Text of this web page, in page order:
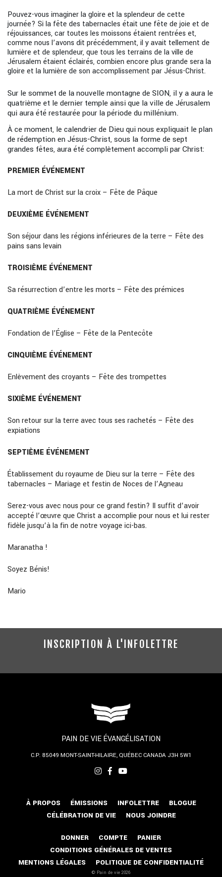
Pouvez-vous imaginer la gloire et la splendeur de cette
journée? Si la fête des tabernacles était une fête de joie et de
réjouissances, car toutes les moissons étaient rentrées et,
comme nous l’avons dit précédemment, il y avait tellement de
lumière et de splendeur, que tous les terrains de la ville de
Jérusalem étaient éclairés, combien encore plus grande sera la
gloire et la lumière de son accomplissement par Jésus-Christ.
Sur le sommet de la nouvelle montagne de SION, il y a aura le
quatrième et le dernier temple ainsi que la ville de Jérusalem
qui aura été restaurée pour la période du millénium.
À ce moment, le calendrier de Dieu qui nous expliquait le plan
de rédemption en Jésus-Christ, sous la forme de sept
grandes fêtes, aura été complètement accompli par Christ:
PREMIER ÉVÉNEMENT
La mort de Christ sur la croix – Fête de Pâque
DEUXIÈME ÉVÉNEMENT
Son séjour dans les régions inférieures de la terre – Fête des
pains sans levain
TROISIÈME ÉVÉNEMENT
Sa résurrection d’entre les morts – Fête des prémices
QUATRIÈME ÉVÉNEMENT
Fondation de l’Église – Fête de la Pentecôte
CINQUIÈME ÉVÉNEMENT
Enlèvement des croyants – Fête des trompettes
SIXIÈME ÉVÉNEMENT
Son retour sur la terre avec tous ses rachetés – Fête des
expiations
SEPTIÈME ÉVÉNEMENT
Établissement du royaume de Dieu sur la terre – Fête des
tabernacles – Mariage et festin de Noces de l’Agneau
Serez-vous avec nous pour ce grand festin? Il suffit d’avoir
accepté l’œuvre que Christ a accomplie pour nous et lui rester
fidèle jusqu’à la fin de notre voyage ici-bas.
Maranatha !
Soyez Bénis!
Mario
INSCRIPTION À L'INFOLETTRE
PAIN DE VIE ÉVANGÉLISATION
C.P. 85049 MONT-SAINT-HILAIRE, QUÉBECCANADA J3H 5W1
À PROPOS ÉMISSIONS INFOLETTRE
BLOGUE
CÉLÉBRATION DE VIE
NOUS JOINDRE
DONNER COMPTE
PANIER
CONDITIONS GÉNÉRALES DE VENTES
MENTIONS LÉGALES
POLITIQUE DE CONFIDENTIALITÉ
© Pain de vie 2026